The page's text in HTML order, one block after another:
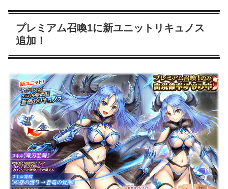
プレミアム召喚1に新ユニットリキュノス
追加！